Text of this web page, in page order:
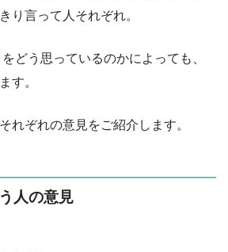
り言って人それぞれ。
どう思っているのかによっても、
す。
れぞれの意見をご紹介します。
人の意見